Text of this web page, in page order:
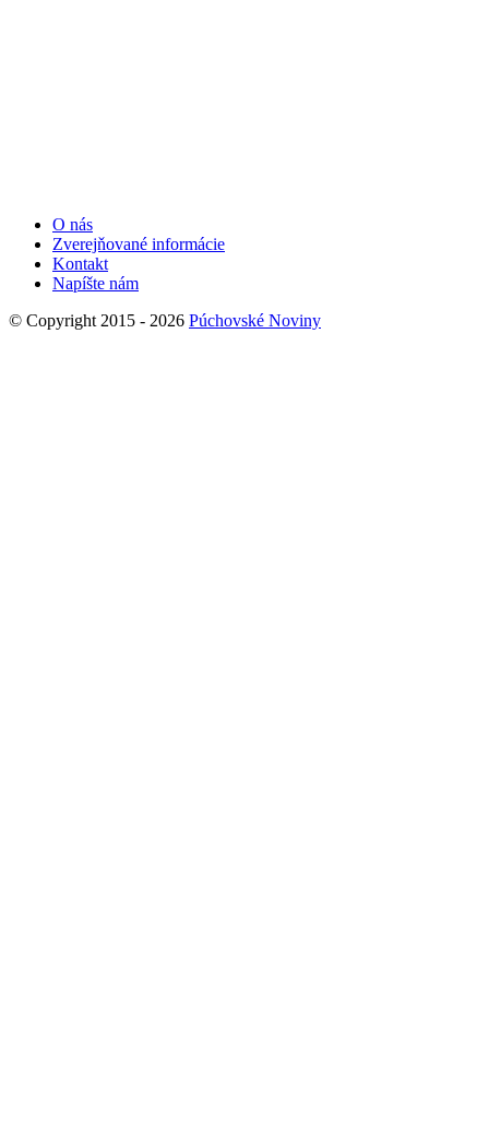
O nás
Zverejňované informácie
Kontakt
Napíšte nám
© Copyright 2015 - 2026 Púchovské Noviny